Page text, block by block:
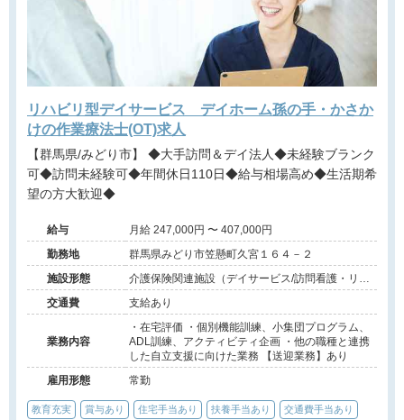
リハビリ型デイサービス デイホーム孫の手・かさか
けの作業療法士(OT)求人
【群馬県/みどり市】 ◆大手訪問＆デイ法人◆未経験ブランク
可◆訪問未経験可◆年間休日110日◆給与相場高め◆生活期希
望の方大歓迎◆
給与
月給 247,000円 〜 407,000円
勤務地
群馬県みどり市笠懸町久宮１６４－２
施設形態
介護保険関連施設（デイサービス/訪問看護・リ
ハ）
交通費 支給あり
業務内容
・在宅評価 ・個別機能訓練、小集団プログラム、
ADL訓練、アクティビティ企画 ・他の職種と連携
した自立支援に向けた業務 【送迎業務】あり
雇用形態
常勤
教育充実 賞与あり 住宅手当あり 扶養手当あり 交通費手当あり